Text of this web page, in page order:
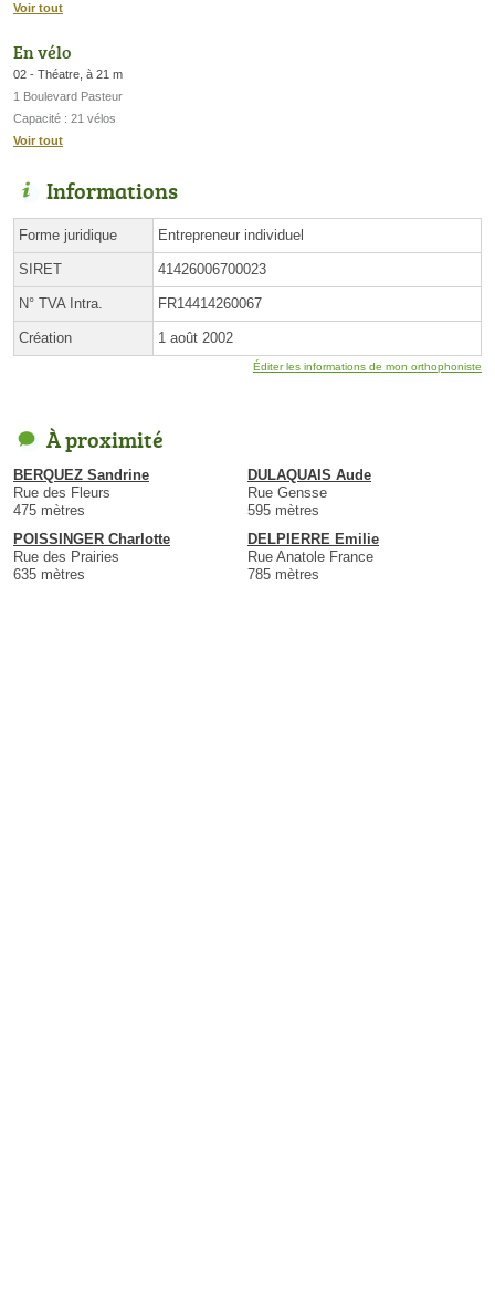
Voir tout
En vélo
02 - Théatre, à 21 m
1 Boulevard Pasteur
Capacité : 21 vélos
Voir tout
Informations
Forme juridique Entrepreneur individuel
SIRET 41426006700023
N° TVA Intra. FR14414260067
Création 1 août 2002
Éditer les informations de mon orthophoniste
À proximité
BERQUEZ Sandrine
Rue des Fleurs
475 mètres
DULAQUAIS Aude
Rue Gensse
595 mètres
POISSINGER Charlotte
Rue des Prairies
635 mètres
DELPIERRE Emilie
Rue Anatole France
785 mètres